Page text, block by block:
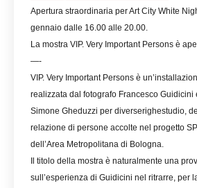
Apertura straordinaria per Art City White
gennaio dalle 16.00 alle 20.00.
La mostra VIP. Very Important Persons è
—-
VIP. Very Important Persons è
realizzata dal fotografo Francesco Guidicini
Simone Gheduzzi per diverserighestudio,
relazione di persone accolte nel progetto
dell’Area Metropolitana di Bologna.
Il titolo della mostra è naturalmente una
sull’esperienza di Guidicini nel ritrarre, per